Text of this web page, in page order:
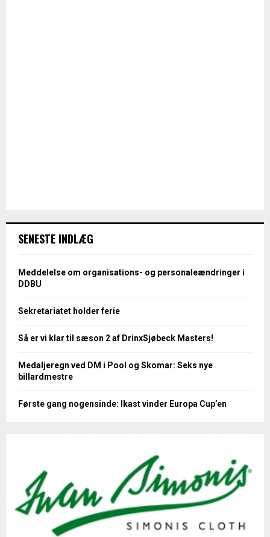
SENESTE INDLÆG
Meddelelse om organisations- og personaleændringer i
DDBU
Sekretariatet holder ferie
Så er vi klar til sæson 2 af DrinxSjøbeck Masters!
Medaljeregn ved DM i Pool og Skomar: Seks nye
billardmestre
Første gang nogensinde: Ikast vinder Europa Cup’en